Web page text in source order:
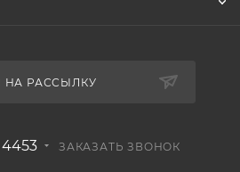
НА РАССЫЛКУ
4453 ЗАКАЗАТЬ ЗВОНОК